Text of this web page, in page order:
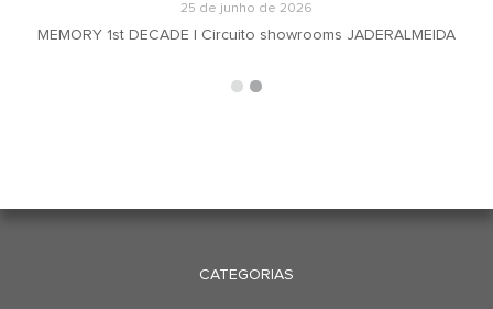
25 de junho de 2026
MEMORY 1st DECADE | Circuito showrooms JADERALMEIDA
CATEGORIAS